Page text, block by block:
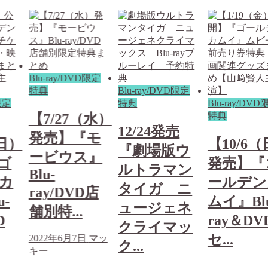
Blu-ray/DVD限定
特典
【7/27（水）
発売】『モ
ービウス』
Blu-
ray/DVD店
舗別特...
2022年6月7日 マッ
キー
Blu-ray/DVD限定
特典
12/24発売
『劇場版ウ
ルトラマン
タイガ ニ
ュージェネ
クライマッ
ク...
Blu-ray/DVD
特典
【10/6
発売】
ールデ
ムイ』
ray＆
セ...